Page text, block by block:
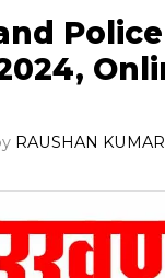
Police
2024,
RAUSHAN KUMAR